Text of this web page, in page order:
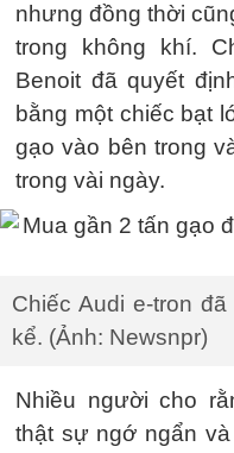
nhưng đồng thời
trong không khí.
Benoit đã quyết
bằng một chiếc bạt
gạo vào bên trong
trong vài ngày.
Chiếc Audi e-tron
kể. (Ảnh: Newsnpr)
Nhiều người cho
thật sự ngớ ngẩn